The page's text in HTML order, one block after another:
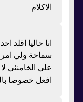
الاكلام
انا حاليا اقلد
سماحة ولي امر
علي الخامنئي
افعل خصوصا